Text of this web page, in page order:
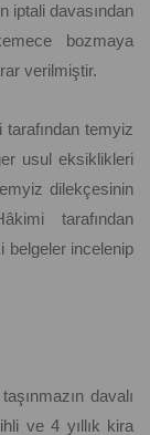
iptali davasından
bozmaya
verilmiştir.
temyiz
usul eksiklikleri
dilekçesinin
tarafından
belgeler incelenip
davalı
ve 4 yıllık kira